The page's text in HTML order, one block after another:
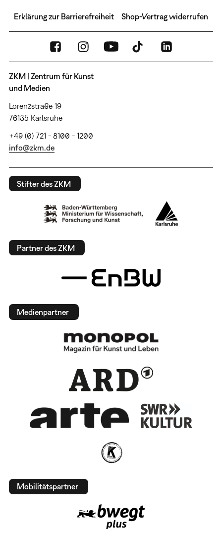
Erklärung zur Barrierefreiheit Shop-Vertrag widerrufen
ZKM | Zentrum für Kunst
und Medien
Lorenzstraße 19
76135 Karlsruhe
+49 (0) 721 - 8100 - 1200
info@zkm.de
Stifter des ZKM
Partner des ZKM
Medienpartner
Mobilitätspartner